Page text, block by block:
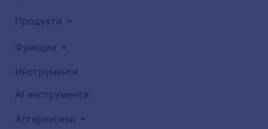
Продукти
Функции
Инструменти
AI инструменти
Алтернативи